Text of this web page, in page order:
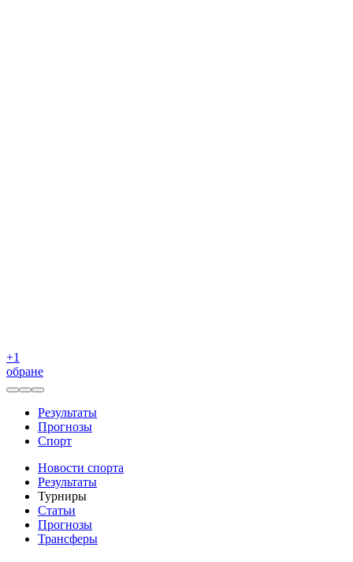
+1
обране
Результаты
Прогнозы
Спорт
Новости спорта
Результаты
Турниры
Статьи
Прогнозы
Трансферы